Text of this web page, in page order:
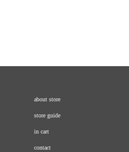
about store
store guide
in cart
contact